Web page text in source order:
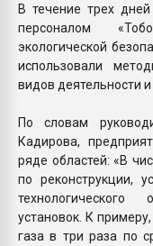
В течение трех
персоналом
экологической
использовали
видов деятельности
По словам
Кадирова,
ряде областей: «В
по реконструкции,
технологического
установок. К
газа в три раза по